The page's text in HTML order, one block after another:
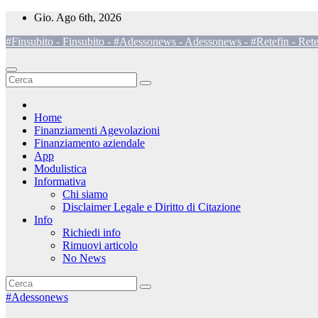
Salta
contenuto
Gio. Ago 6th, 2026
#Finsubito - Finsubito - #Adessonews - Adessonews - #Retefin -
Home
Finanziamenti Agevolazioni
Finanziamento aziendale
App
Modulistica
Informativa
Chi siamo
Disclaimer Legale e Diritto di Citazione
Info
Richiedi info
Rimuovi articolo
No News
#Adessonews